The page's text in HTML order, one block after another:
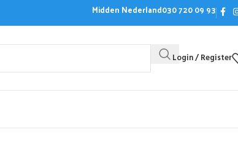
Midden Nederland030 720 09 93
Login / Register